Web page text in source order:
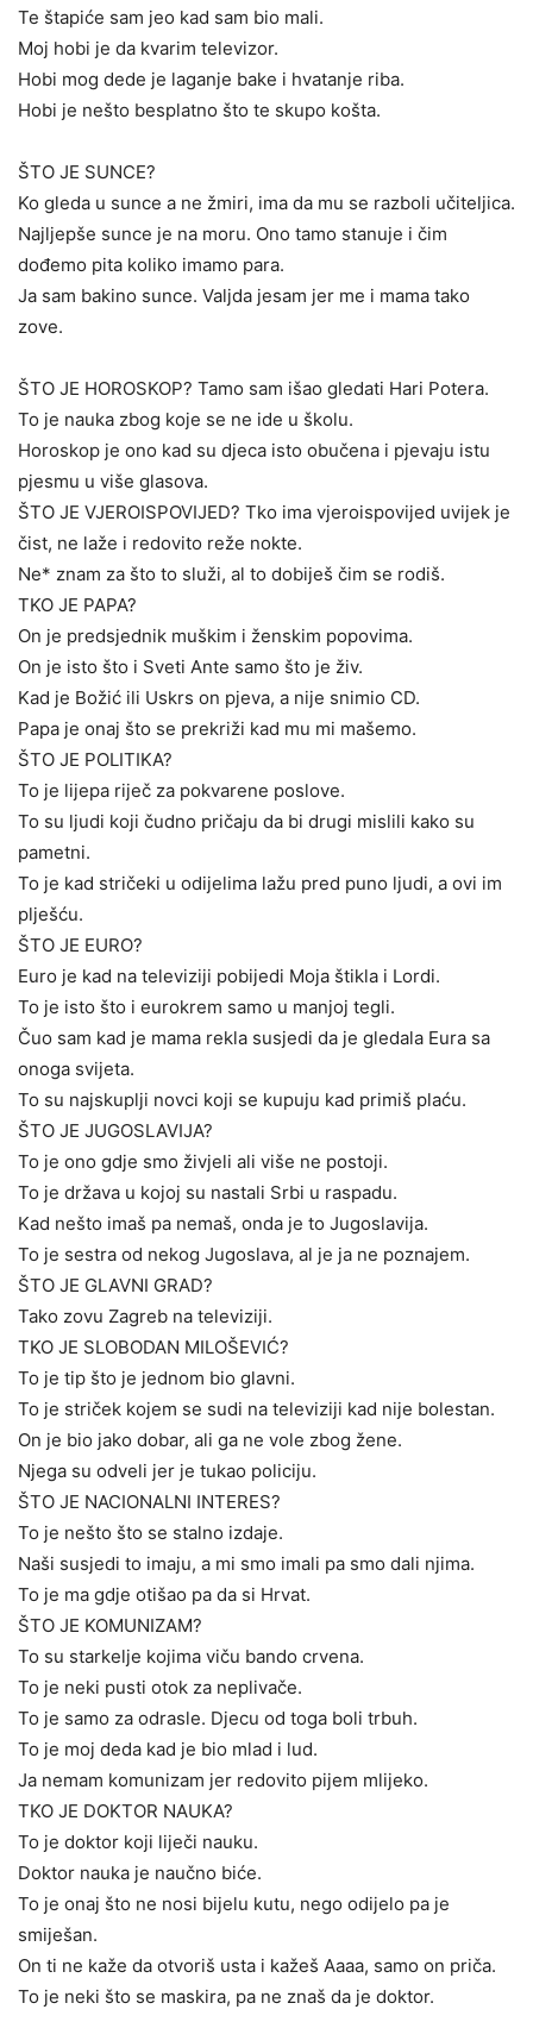
Te štapiće sam jeo kad sam bio mali.
Moj hobi je da kvarim televizor.
Hobi mog dede je laganje bake i hvatanje riba.
Hobi je nešto besplatno što te skupo košta.
ŠTO JE SUNCE?
Ko gleda u sunce a ne žmiri, ima da mu se razboli učiteljica.
Najljepše sunce je na moru. Ono tamo stanuje i čim
dođemo pita koliko imamo para.
Ja sam bakino sunce. Valjda jesam jer me i mama tako
zove.
ŠTO JE HOROSKOP? Tamo sam išao gledati Hari Potera.
To je nauka zbog koje se ne ide u školu.
Horoskop je ono kad su djeca isto obučena i pjevaju istu
pjesmu u više glasova.
ŠTO JE VJEROISPOVIJED? Tko ima vjeroispovijed uvijek je
čist, ne laže i redovito reže nokte.
Ne* znam za što to služi, al to dobiješ čim se rodiš.
TKO JE PAPA?
On je predsjednik muškim i ženskim popovima.
On je isto što i Sveti Ante samo što je živ.
Kad je Božić ili Uskrs on pjeva, a nije snimio CD.
Papa je onaj što se prekriži kad mu mi mašemo.
ŠTO JE POLITIKA?
To je lijepa riječ za pokvarene poslove.
To su ljudi koji čudno pričaju da bi drugi mislili kako su
pametni.
To je kad stričeki u odijelima lažu pred puno ljudi, a ovi im
plješću.
ŠTO JE EURO?
Euro je kad na televiziji pobijedi Moja štikla i Lordi.
To je isto što i eurokrem samo u manjoj tegli.
Čuo sam kad je mama rekla susjedi da je gledala Eura sa
onoga svijeta.
To su najskuplji novci koji se kupuju kad primiš plaću.
ŠTO JE JUGOSLAVIJA?
To je ono gdje smo živjeli ali više ne postoji.
To je država u kojoj su nastali Srbi u raspadu.
Kad nešto imaš pa nemaš, onda je to Jugoslavija.
To je sestra od nekog Jugoslava, al je ja ne poznajem.
ŠTO JE GLAVNI GRAD?
Tako zovu Zagreb na televiziji.
TKO JE SLOBODAN MILOŠEVIĆ?
To je tip što je jednom bio glavni.
To je striček kojem se sudi na televiziji kad nije bolestan.
On je bio jako dobar, ali ga ne vole zbog žene.
Njega su odveli jer je tukao policiju.
ŠTO JE NACIONALNI INTERES?
To je nešto što se stalno izdaje.
Naši susjedi to imaju, a mi smo imali pa smo dali njima.
To je ma gdje otišao pa da si Hrvat.
ŠTO JE KOMUNIZAM?
To su starkelje kojima viču bando crvena.
To je neki pusti otok za neplivače.
To je samo za odrasle. Djecu od toga boli trbuh.
To je moj deda kad je bio mlad i lud.
Ja nemam komunizam jer redovito pijem mlijeko.
TKO JE DOKTOR NAUKA?
To je doktor koji liječi nauku.
Doktor nauka je naučno biće.
To je onaj što ne nosi bijelu kutu, nego odijelo pa je
smiješan.
On ti ne kaže da otvoriš usta i kažeš Aaaa, samo on priča.
To je neki što se maskira, pa ne znaš da je doktor.